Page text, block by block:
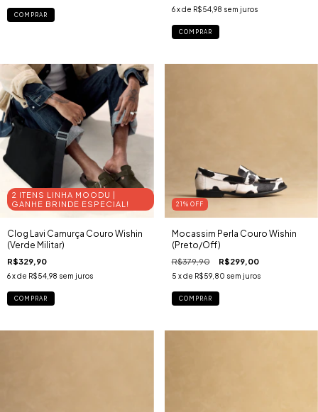
COMPRAR
6 x de R$54,98 sem juros
COMPRAR
2 ITENS LINHA MOODU |
GANHE BRINDE ESPECIAL!
Clog Lavi Camurça Couro Wishin
(Verde Militar)
R$329,90
6x de R$54,98 sem juros
COMPRAR
21 % OFF
Mocassim Perla Couro Wishin
(Preto/Off)
R$379,90 R$299,00
5 x de R$59,80 sem juros
COMPRAR